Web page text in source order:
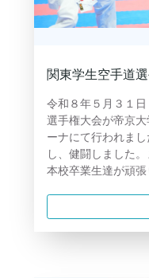
関東学生空手道
令和８年５月３１
選手権大会が帝京
ーナにて行われま
し、健闘しました
本校卒業生達が頑